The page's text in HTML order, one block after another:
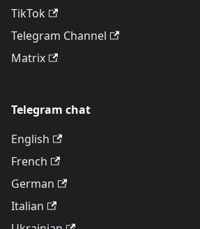
TikTok
Telegram Channel
Matrix
Telegram chat
English
French
German
Italian